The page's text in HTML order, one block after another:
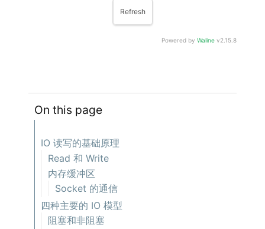
Refresh
Powered by Waline v2.15.8
On this page
IO 读写的基础原理
Read 和 Write
内存缓冲区
Socket 的通信
四种主要的 IO 模型
阻塞和非阻塞